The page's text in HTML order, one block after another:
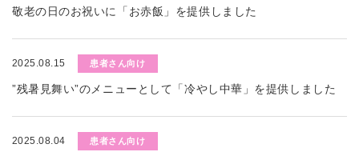
敬老の日のお祝いに「お赤飯」を提供しました
2025.08.15 患者さん向け
”残暑見舞い”のメニューとして「冷やし中華」を提供しました
2025.08.04 患者さん向け